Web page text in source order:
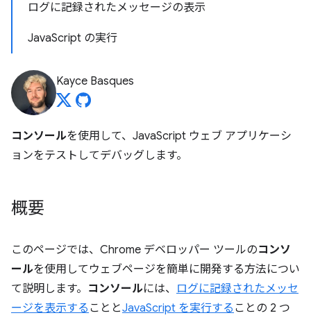
ログに記録されたメッセージの表示
JavaScript の実行
Kayce Basques
コンソールを使用して、JavaScript ウェブ アプリケーシ
ョンをテストしてデバッグします。
概要
このページでは、Chrome デベロッパー ツールのコンソ
ールを使用してウェブページを簡単に開発する方法につい
て説明します。 コンソールには、 ログに記録されたメッセ
ージを表示する こととJavaScript を実行する ことの 2 つ